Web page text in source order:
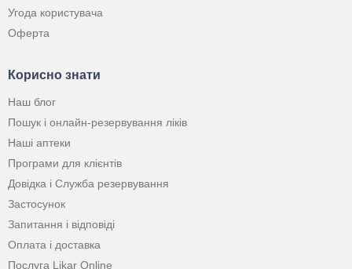
Угода користувача
Оферта
Корисно знати
Наш блог
Пошук і онлайн-резервування ліків
Наші аптеки
Програми для клієнтів
Довідка і Служба резервування
Застосунок
Запитання і відповіді
Оплата і доставка
Послуга Likar Online